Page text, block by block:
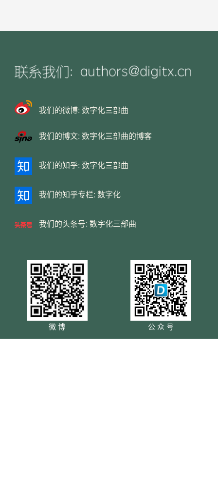
我们的微博: 数字化三部曲
我们的博文: 数字化三部曲的博客
我们的知乎: 数字化三部曲
我们的知乎专栏: 数字化
我们的头条号: 数字化三部曲
微 博 公 众 号